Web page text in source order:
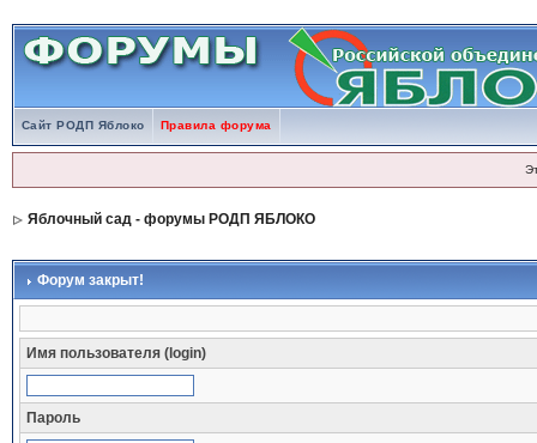
Сайт РОДП Яблоко Правила форума
Яблочный сад - форумы РОДП ЯБЛОКО
Форум закрыт!
Имя пользователя (login)
Пароль